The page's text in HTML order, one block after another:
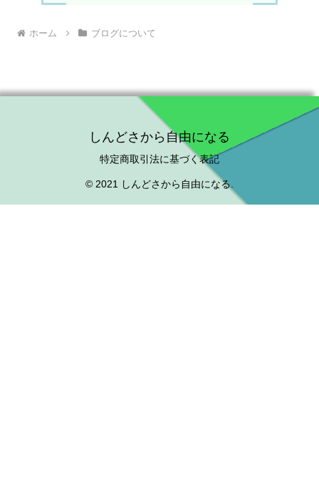
ホーム ブログについて
しんどさから自由になる
特定商取引法に基づく表記
© 2021 しんどさから自由になる.